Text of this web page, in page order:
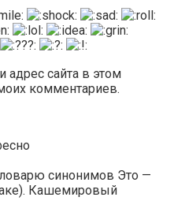
адрес сайта в этом
комментариев.
синонимов Это —
Кашемировый